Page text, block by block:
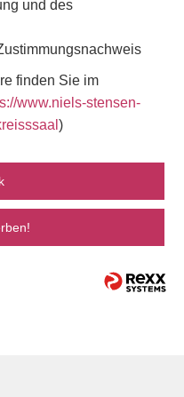
und des
finden Sie im
www.niels-stensen-
)